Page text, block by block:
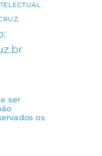
ser
os